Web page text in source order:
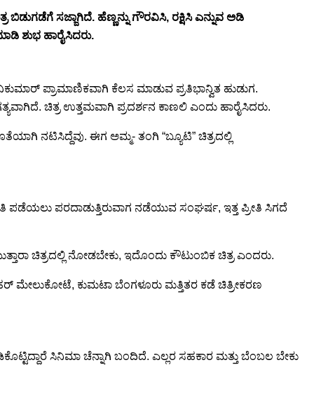
ಸಜ್ಜಾಗಿದೆ. ಹೆಣ್ಣನ್ನು ಗೌರವಿಸಿ, ರಕ್ಷಿಸಿ ಎನ್ನುವ ಅಡಿ
ಶುಭ ಹಾರೈಸಿದರು.
ಪ್ರಾಮಾಣಿಕವಾಗಿ ಕೆಲಸ ಮಾಡುವ ಪ್ರತಿಭಾನ್ವಿತ ಹುಡುಗ.
ಚಿತ್ರ ಉತ್ತಮವಾಗಿ ಪ್ರದರ್ಶನ ಕಾಣಲಿ ಎಂದು ಹಾರೈಸಿದರು.
ನಟಿಸಿದ್ದೆವು. ಈಗ ಅಮ್ಮ- ತಂಗಿ “ಬ್ಯೂಟಿ” ಚಿತ್ರದಲ್ಲಿ
ಪಡೆಯಲು ಪರದಾಡುತ್ತಿರುವಾಗ ನಡೆಯುವ ಸಂಘರ್ಷ, ಇತ್ತ ಪ್ರೀತಿ ಸಿಗದೆ
ಚಿತ್ರದಲ್ಲಿ ನೋಡಬೇಕು, ಇದೊಂದು ಕೌಟುಂಬಿಕ ಚಿತ್ರ ಎಂದರು.
ಮೇಲುಕೋಟೆ, ಕುಮಟಾ ಬೆಂಗಳೂರು ಮತ್ತಿತರ ಕಡೆ ಚಿತ್ರೀಕರಣ
ಸಿನಿಮಾ ಚೆನ್ನಾಗಿ ಬಂದಿದೆ. ಎಲ್ಲರ ಸಹಕಾರ ಮತ್ತು ಬೆಂಬಲ ಬೇಕು